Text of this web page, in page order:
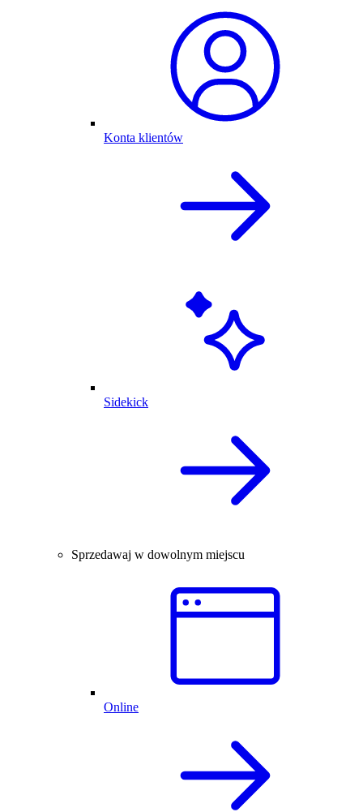
Konta klientów
Sidekick
Sprzedawaj w dowolnym miejscu
Online